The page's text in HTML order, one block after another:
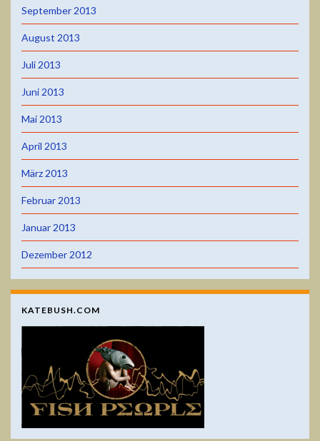
September 2013
August 2013
Juli 2013
Juni 2013
Mai 2013
April 2013
März 2013
Februar 2013
Januar 2013
Dezember 2012
KATEBUSH.COM